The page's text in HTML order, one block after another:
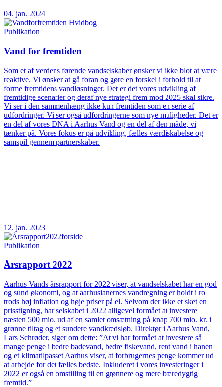
04. jan. 2024
Publikation
Vand for fremtiden
Som et af verdens førende vandselskaber ønsker vi ikke blot at være
reaktive. Vi ønsker at gå foran og gøre en forskel i forhold til at
forme fremtidens vandløsninger. Det er det vores udvikling af
fremtidige scenarier og deraf nye strategi frem mod 2025 skal sikre.
Vi ser i den sammenhæng ikke kun fremtiden som en serie af
udfordringer. Vi ser også udfordringerne som nye muligheder. Det er
en del af vores DNA i Aarhus Vand og en del af den måde, vi
tænker på. Vores fokus er på udvikling, fælles værdiskabelse og
samspil gennem partnerskaber.
12. jan. 2023
Publikation
Årsrapport 2022
Aarhus Vands årsrapport for 2022 viser, at vandselskabet har en god
og sund økonomi, og at aarhusianernes vandregning er holdt i ro
trods høj inflation og høje priser på el. Selvom der ikke et sket en
prisstigning, har selskabet i 2022 alligevel formået at investere
næsten 500 mio. ud af en samlet omsætning på knap 700 mio. kr. i
grønne tiltag og et sundere vandkredsløb. Direktør i Aarhus Vand,
Lars Schrøder, siger om dette: ”At vi har formået at investere så
mange penge i bedre badevand, bedre fiskevand, rent vand i hanen
og et klimatilpasset Aarhus viser, at forbrugernes penge kommer ud
at arbejde for det fælles bedste. Inkluderet i vores investeringer i
2022 er også en omstilling til en grønnere og mere bæredygtig
fremtid.”